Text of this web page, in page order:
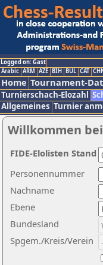
Logged on: Gast
Arabic ARM AZE BIH BUL CAT
Home Tournament-
Turnierschach-Elozahl
Allgemeines Turnier
Willkommen
Nachname
Ebene
Personennummer
Bundesland
Spgem./Kreis/Verein
FIDE-Elolisten Stand